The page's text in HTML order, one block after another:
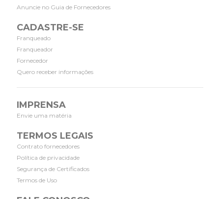
Anuncie no Guia de Fornecedores
CADASTRE-SE
Franqueado
Franqueador
Fornecedor
Quero receber informações
IMPRENSA
Envie uma matéria
TERMOS LEGAIS
Contrato fornecedores
Política de privacidade
Segurança de Certificados
Termos de Uso